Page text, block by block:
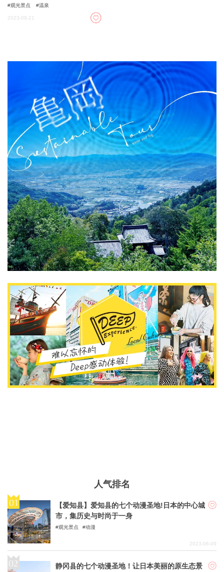
观光景点 温泉
2023-09-21
人气排名
【爱知县】爱知县的七个动漫圣地!日本的中心城
市，集历史与时尚于一身
观光景点 动漫
2023-06-09
静冈县的七个动漫圣地！让日本美丽的原生态景